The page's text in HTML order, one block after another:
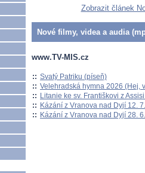
Zobrazit článek
Nové filmy, videa a audia
www.TV-MIS.cz
:: Svatý Patriku (píseň)
:: Velehradská hymna 2026 (Hej,
:: Litanie ke sv. Františkovi z
:: Kázání z Vranova nad Dyjí 12.
:: Kázání z Vranova nad Dyjí 28.